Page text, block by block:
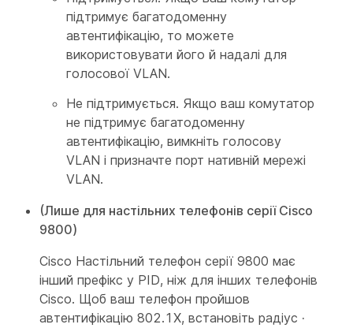
підтримує багатодоменну
автентифікацію, то можете
використовувати його й надалі для
голосової VLAN.
Не підтримується. Якщо ваш комутатор
не підтримує багатодоменну
автентифікацію, вимкніть голосову
VLAN і призначте порт нативній мережі
VLAN.
(Лише для настільних телефонів серії Cisco
9800)
Cisco Настільний телефон серії 9800 має
інший префікс у PID, ніж для інших телефонів
Cisco. Щоб ваш телефон пройшов
автентифікацію 802.1X, встановіть радіус ·